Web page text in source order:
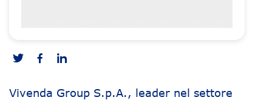
Vivenda Group S.p.A., leader nel settore